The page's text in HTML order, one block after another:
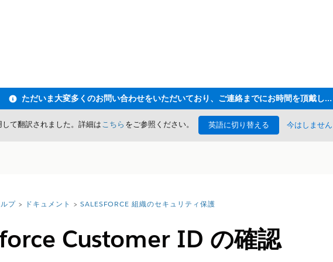
ただいま大変多くのお問い合わせをいただいており、ご連絡までにお時間を頂戴しております
て翻訳されました。詳細はこちら をご参照ください。 英語に切り替える 今はしません
プ ドキュメント SALESFORCE 組織のセキュリティ保護
Customer ID の確認